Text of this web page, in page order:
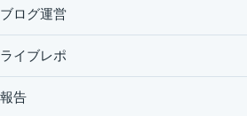
ブログ運営
ライブレポ
報告